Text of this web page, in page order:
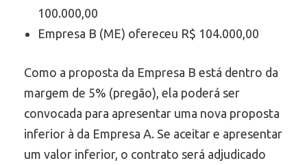
100.000,00
Empresa B (ME) ofereceu R$ 104.000,00
Como a proposta da Empresa B está dentro da
margem de 5% (pregão), ela poderá ser
convocada para apresentar uma nova proposta
inferior à da Empresa A. Se aceitar e apresentar
um valor inferior, o contrato será adjudicado